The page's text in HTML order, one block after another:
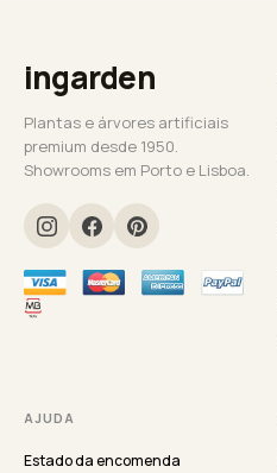
ingarden
Plantas e árvores artificiais
premium desde 1950.
Showrooms em Porto e Lisboa.
AJUDA
Estado da encomenda